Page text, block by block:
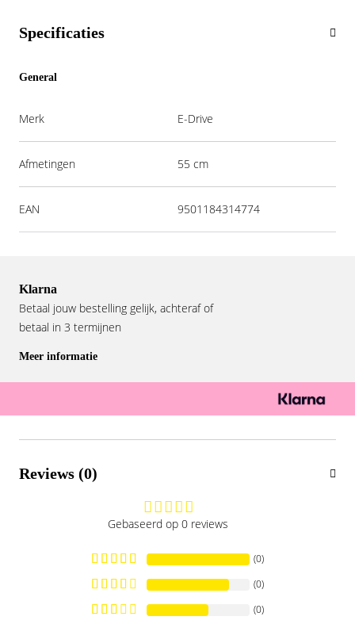
Specificaties
General
Merk E-Drive
Afmetingen 55 cm
EAN 9501184314774
Klarna
Betaal jouw bestelling gelijk, achteraf of
betaal in 3 termijnen
Meer informatie
Reviews (0)
Gebaseerd op 0 reviews
(0)
(0)
(0)